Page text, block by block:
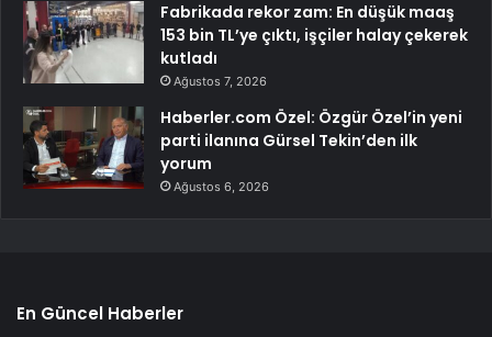
Fabrikada rekor zam: En düşük maaş
153 bin TL’ye çıktı, işçiler halay çekerek
kutladı
Ağustos 7, 2026
Haberler.com Özel: Özgür Özel’in yeni
parti ilanına Gürsel Tekin’den ilk
yorum
Ağustos 6, 2026
En Güncel Haberler